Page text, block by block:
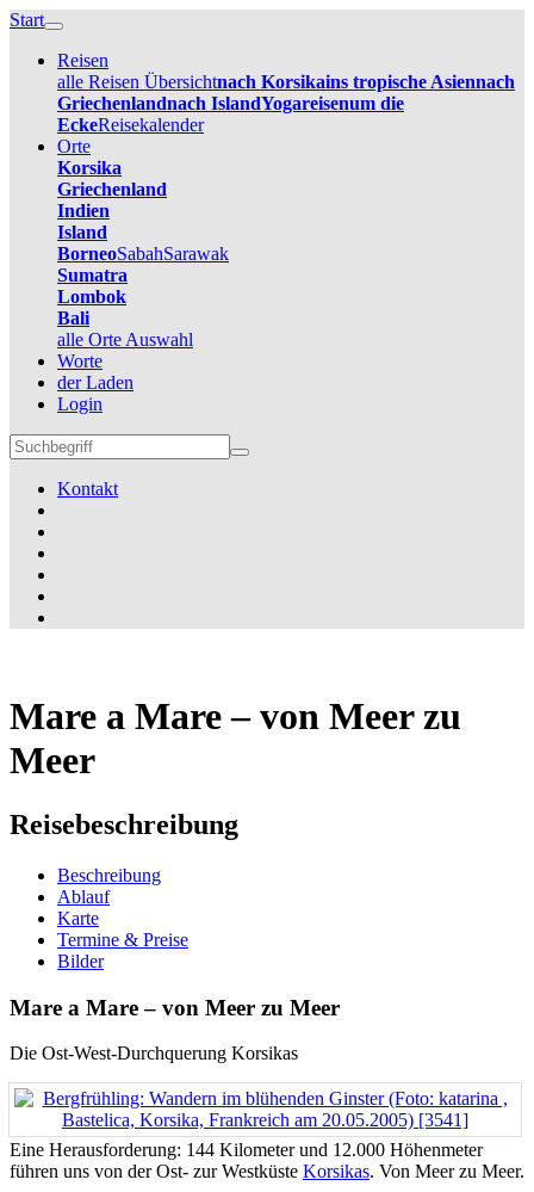
Start
Reisen
alle Reisen Übersichtnach Korsikains tropische Asiennach
Griechenlandnach IslandYogareisenum die
EckeReisekalender
Orte
Korsika
Griechenland
Indien
Island
BorneoSabahSarawak
Sumatra
Lombok
Bali
alle Orte Auswahl
Worte
der Laden
Login
Kontakt
Mare a Mare – von Meer zu
Meer
Reisebeschreibung
Beschreibung
Ablauf
Karte
Termine & Preise
Bilder
Mare a Mare – von Meer zu Meer
Die Ost-West-Durchquerung Korsikas
Eine Herausforderung: 144 Kilometer und 12.000 Höhenmeter
führen uns von der Ost- zur Westküste Korsikas. Von Meer zu Meer.